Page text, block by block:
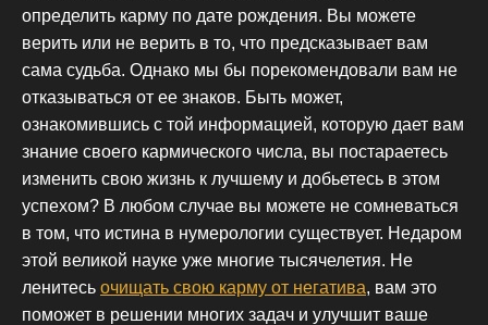
определить карму по дате рождения. Вы можете
верить или не верить в то, что предсказывает вам
сама судьба. Однако мы бы порекомендовали вам не
отказываться от ее знаков. Быть может,
ознакомившись с той информацией, которую дает вам
знание своего кармического числа, вы постараетесь
изменить свою жизнь к лучшему и добьетесь в этом
успехом? В любом случае вы можете не сомневаться
в том, что истина в нумерологии существует. Недаром
этой великой науке уже многие тысячелетия. Не
ленитесь очищать свою карму от негатива, вам это
поможет в решении многих задач и улучшит ваше